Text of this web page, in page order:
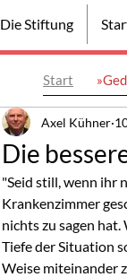
Die Stiftung
Start
Die
Axel Kühner
"Seid still, wenn ihr
Krankenzimmer
nichts zu sagen
Tiefe der Situation
Weise miteinander